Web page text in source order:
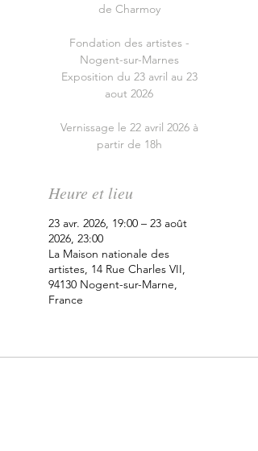
de Charmoy
Fondation des artistes -
Nogent-sur-Marnes
Exposition du 23 avril au 23
aout 2026
Vernissage le 22 avril 2026 à
partir de 18h
Heure et lieu
23 avr. 2026, 19:00 – 23 août
2026, 23:00
La Maison nationale des
artistes, 14 Rue Charles VII,
94130 Nogent-sur-Marne,
France